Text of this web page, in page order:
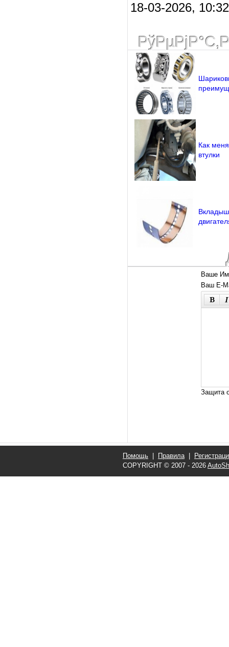
18-03-2026,
Как
втулки
Ваше
Ваш E-
Защита
Помощь Правила|
COPYRIGHT © 2007 - 2026